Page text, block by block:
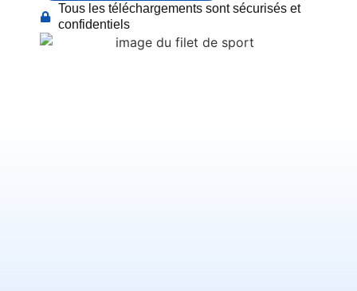
Tous les téléchargements sont sécurisés et
confidentiels